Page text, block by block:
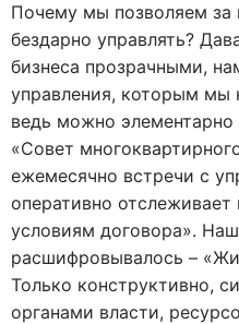
Почему мы позволяем за
бездарно управлять?
бизнеса прозрачными,
управления, которым мы
ведь можно элементарно
«Совет
ежемесячно встречи с
оперативно
условиям договора».
расшифровывалось –
Только конструктивно,
органами власти,